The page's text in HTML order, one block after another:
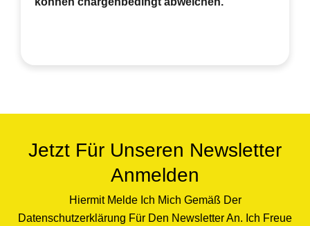
Jetzt Für Unseren Newsletter
Anmelden
Hiermit Melde Ich Mich Gemäß Der
Datenschutzerklärung Für Den Newsletter An. Ich Freue